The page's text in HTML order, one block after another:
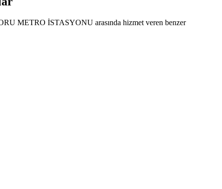
METRO İSTASYONU arasında hizmet veren benzer